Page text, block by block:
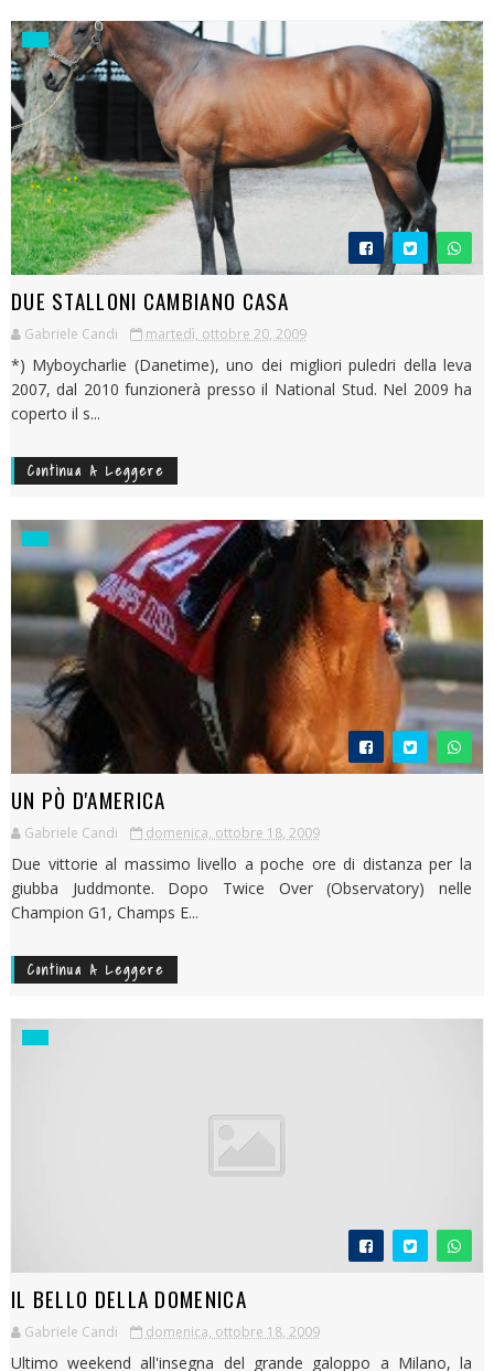
DUE STALLONI CAMBIANO CASA
Gabriele Candi martedì, ottobre 20, 2009
*) Myboycharlie (Danetime), uno dei migliori puledri della leva
2007, dal 2010 funzionerà presso il National Stud. Nel 2009 ha
coperto il s...
Continua A Leggere
UN PÒ D'AMERICA
Gabriele Candi domenica, ottobre 18, 2009
Due vittorie al massimo livello a poche ore di distanza per la
giubba Juddmonte. Dopo Twice Over (Observatory) nelle
Champion G1, Champs E...
Continua A Leggere
IL BELLO DELLA DOMENICA
Gabriele Candi domenica, ottobre 18, 2009
Ultimo weekend all'insegna del grande galoppo a Milano, la